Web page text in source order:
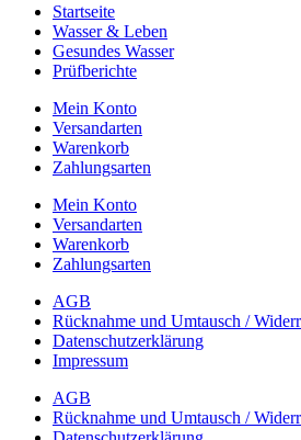
Startseite
Wasser & Leben
Gesundes Wasser
Prüfberichte
Mein Konto
Versandarten
Warenkorb
Zahlungsarten
Mein Konto
Versandarten
Warenkorb
Zahlungsarten
AGB
Rücknahme und Umtausch /
Datenschutzerklärung
Impressum
AGB
Rücknahme und Umtausch /